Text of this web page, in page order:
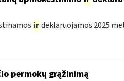
ir deklaruojamos 2025
permokų grąžinimą